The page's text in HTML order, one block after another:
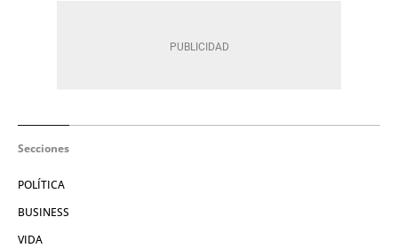
Secciones
POLÍTICA
BUSINESS
VIDA